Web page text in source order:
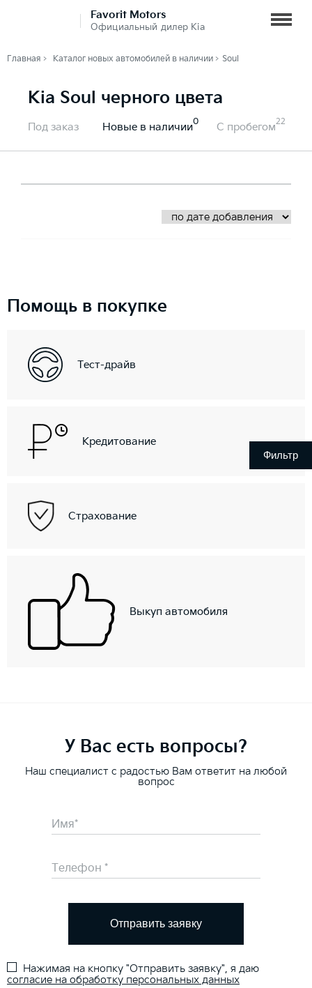
Favorit Motors
Официальный дилер Kia
Главная Каталог новых автомобилей в наличии Soul
Фильтр
Kia Soul черного цвета
Под заказ Новые в наличии0 С пробегом22
Помощь в покупке
Тест-драйв
Кредитование
Страхование
Выкуп автомобиля
У Вас есть вопросы?
Наш специалист с радостью Вам ответит на любой
вопрос
Отправить заявку
Нажимая на кнопку "Отправить заявку", я даю
согласие на обработку персональных данных